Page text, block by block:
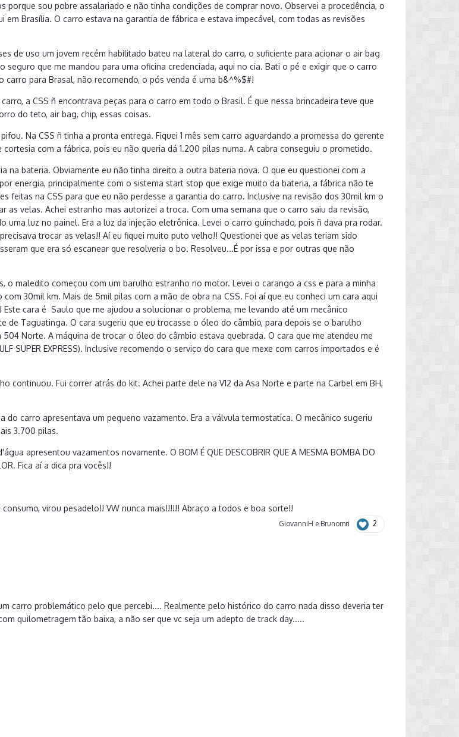
porque sou pobre assalariado e não tinha condições de comprar novo. Observei a procedência, o
em Brasília. O carro estava na garantia de fábrica e estava impecável, com todas as revisões
de uso um jovem recém habilitado bateu na lateral do carro, o suficiente para acionar o air bag
que me mandou para uma oficina credenciada, aqui no cia. Bati o pé e exigir que o carro
carro para Brasal, não recomendo, o pós venda é uma b&^%$#!
a CSS ñ encontrava peças para o carro em todo o Brasil. É que nessa brincadeira teve que
do teto, air bag, chip, essas coisas.
Na CSS ñ tinha a pronta entrega. Fiquei 1 mês sem carro aguardando a promessa do gerente
com a fábrica, pois eu não queria dá 1.200 pilas numa. A cabra conseguiu o prometido.
na bateria. Obviamente eu não tinha direito a outra bateria nova. O que eu questionei com a
energia, principalmente com o sistema start stop que exige muito da bateria, a fábrica não te
feitas na CSS para que eu não perdesse a garantia do carro. Inclusive na revisão dos 30mil km o
as velas. Achei estranho mas autorizei a troca. Com uma semana que o carro saiu da revisão,
uma luz no painel. Era a luz da injeção eletrônica. Levei o carro guinchado, pois ñ dava pra rodar.
trocar as velas!! Aí eu fiquei muito puto velho!! Questionei que as velas teriam sido
que era só escanear que resolveria o bo. Resolveu...É por issa e por outras que não
o maledito começou com um barulho estranho no motor. Levei o carango a css e para a minha
30mil km. Mais de 5mil pilas com a mão de obra na CSS. Foi aí que eu conheci um cara aqui
cara é Saulo que me ajudou a solucionar o problema, me levando até um mecânico
de Taguatinga. O cara sugeriu que eu trocasse o óleo do câmbio, para depois se o barulho
504 Norte. A máquina de trocar o óleo do câmbio estava quebrada. O cara que me atendeu me
SUPER EXPRESS). Inclusive recomendo o serviço do cara que mexe com carros importados e é
continuou. Fui correr atrás do kit. Achei parte dele na V12 da Asa Norte e parte na Carbel em BH,
do carro apresentava um pequeno vazamento. Era a válvula termostatica. O mecânico sugeriu
3.700 pilas.
apresentou vazamentos novamente. O BOM É QUE DESCOBRIR QUE A MESMA BOMBA DO
Fica aí a dica pra vocês!!
virou pesadelo!! VW nunca mais!!!!!! Abraço a todos e boa sorte!!
GiovanniH e Brunomri 2
carro problemático pelo que percebi.... Realmente pelo histórico do carro nada disso deveria ter
quilometragem tão baixa, a não ser que vc seja um adepto de track day.....